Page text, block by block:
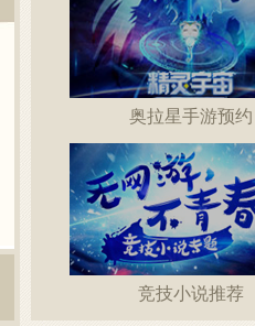
奥拉星手游预约
竞技小说推荐